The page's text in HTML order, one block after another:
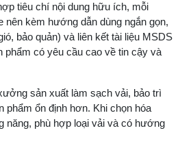
tiêu chí nội dung hữu ích, mỗi
nên kèm hướng dẫn dùng ngắn gọn,
bảo quản) và liên kết tài liệu MSDS
phẩm có yêu cầu cao về tin cậy và
sản xuất làm sạch vải, bảo trì
phẩm ổn định hơn. Khi chọn hóa
năng, phù hợp loại vải và có hướng